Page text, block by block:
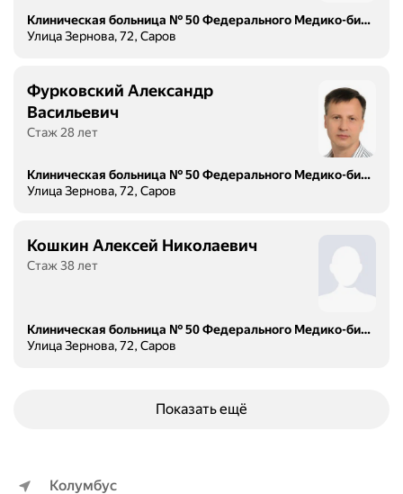
Клиническая больница № 50 Федерального Медико-биологического Агентства
Улица Зернова, 72, Саров
Фурковский Александр
Васильевич
Стаж 28 лет
Клиническая больница № 50 Федерального Медико-биологического Агентства
Улица Зернова, 72, Саров
Кошкин Алексей Николаевич
Стаж 38 лет
Клиническая больница № 50 Федерального Медико-биологического Агентства
Улица Зернова, 72, Саров
Показать ещё
Колумбус